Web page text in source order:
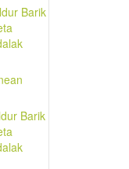
Barik
Barik